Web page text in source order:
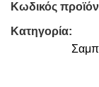
Κωδικός
Κατηγορία: